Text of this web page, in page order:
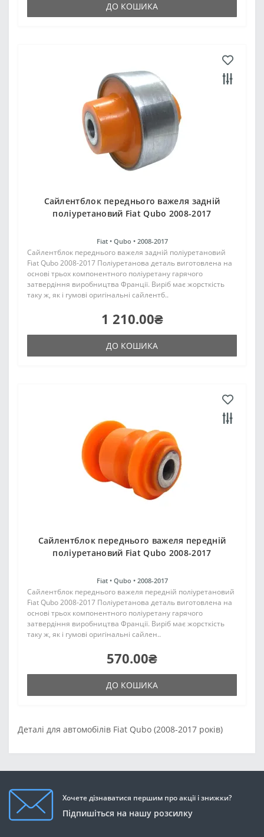
ДО КОШИКА
Сайлентблок переднього важеля задній
поліуретановий Fiat Qubo 2008-2017
Fiat • Qubo • 2008-2017
Сайлентблок переднього важеля задній поліуретановий
Fiat Qubo 2008-2017 Поліуретанова деталь виготовлена на
основі трьох компонентного поліуретану гарячого
затвердіння виробництва Франції. Виріб має жорсткість
таку ж, як і гумові оригінальні сайлентб..
1 210.00₴
ДО КОШИКА
Сайлентблок переднього важеля передній
поліуретановий Fiat Qubo 2008-2017
Fiat • Qubo • 2008-2017
Сайлентблок переднього важеля передній поліуретановий
Fiat Qubo 2008-2017 Поліуретанова деталь виготовлена на
основі трьох компонентного поліуретану гарячого
затвердіння виробництва Франції. Виріб має жорсткість
таку ж, як і гумові оригінальні сайлен..
570.00₴
ДО КОШИКА
Деталі для автомобілів Fiat Qubo (2008-2017 років)
Хочете дізнаватися першим про акції і знижки?
Підпишіться на нашу розсилку